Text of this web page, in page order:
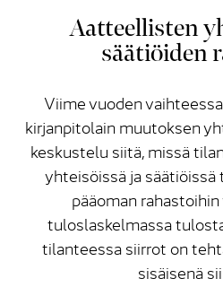
Aatteellisten
säätiöiden
Viime vuoden
kirjanpitolain muutoksen
keskustelu siitä, missä
yhteisöissä ja
pääoman
tuloslaskelmassa
tilanteessa siirrot on
sisäisenä